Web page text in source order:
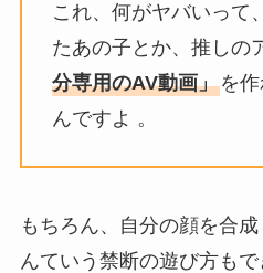
これ、何がヤバいって
たあの子とか、推しの
分専用のAV動画」を
んですよ 。
もちろん、自分の顔を合
んていう禁断の遊び方もで